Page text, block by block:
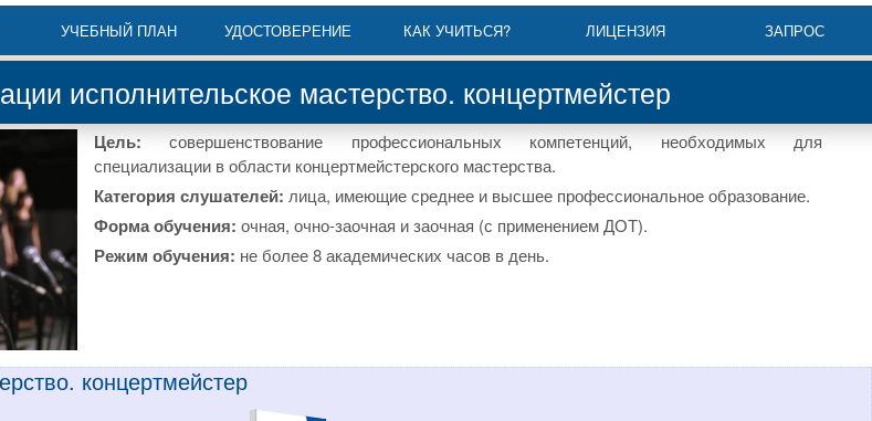
УЧЕБНЫЙ ПЛАН УДОСТОВЕРЕНИЕ КАК УЧИТЬСЯ? ЛИЦЕНЗИЯ ЗАПРОС
исполнительское мастерство. концертмейстер
Цель:совершенствование профессиональных компетенций, необходимых для
специализации в области концертмейстерского мастерства.
Категория слушателей: лица, имеющие среднее и высшее профессиональное образование.
Форма обучения: очная, очно-заочная и заочная (с применением ДОТ).
Режим обучения: не более 8 академических часов в день.
концертмейстер